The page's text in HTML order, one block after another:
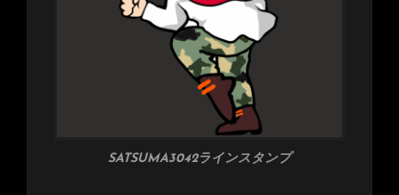
SATSUMA3042ラインスタンプ